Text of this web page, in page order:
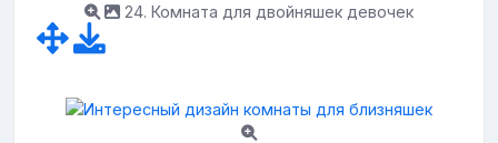
24. Комната для двойняшек девочек